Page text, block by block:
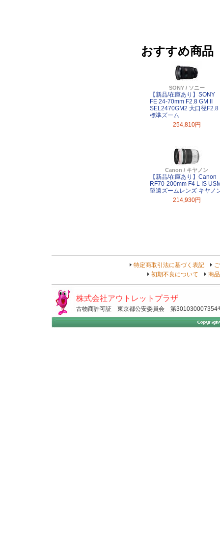
おすすめ商品
SONY / ソニー
【新品/在庫あり】SONY
FE 24-70mm F2.8 GM II
SEL2470GM2 大口径F2.8
標準ズーム
254,810円
Canon / キヤノン
【新品/在庫あり】Canon
RF70-200mm F4 L IS
望遠ズームレンズ キヤノ
214,930円
特定商取引法に基づく表記
初期不良について
商
株式会社アウトレットプラザ
古物商許可証 東京都公安委員会 第301030007354